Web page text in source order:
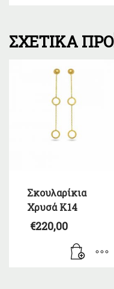
ΣΧΕΤΙΚΆ
Σκουλαρίκια
Χρυσά Κ14
€220,00